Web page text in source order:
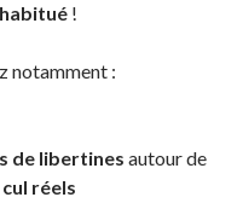
!
notamment :
de libertines autour de
réels